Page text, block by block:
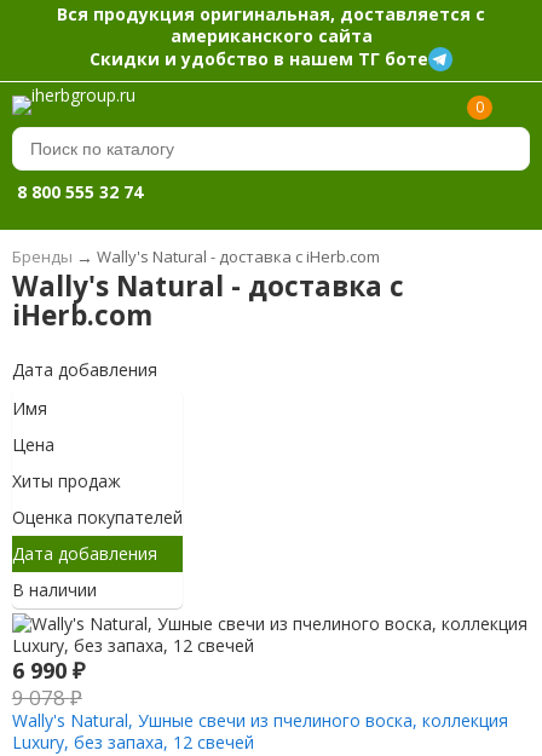
Вся продукция оригинальная, доставляется с
американского сайта
Скидки и удобство в нашем ТГ боте
0
8 800 555 32 74
Бренды → Wally's Natural - доставка с iHerb.com
Wally's Natural - доставка с
iHerb.com
Дата добавления
Имя
Цена
Хиты продаж
Оценка покупателей
Дата добавления
В наличии
6 990 ₽
9 078₽
Wally's Natural, Ушные свечи из пчелиного воска, коллекция
Luxury, без запаха, 12 свечей